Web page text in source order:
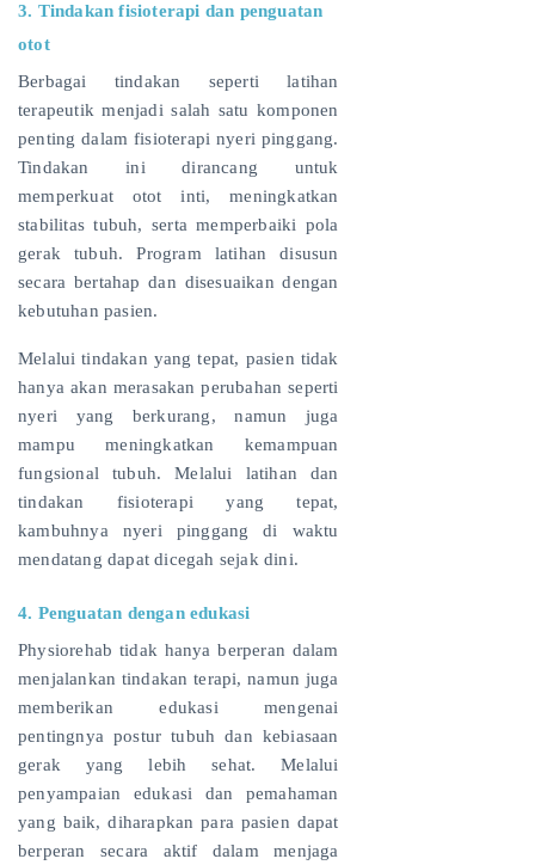
3. Tindakan fisioterapi dan penguatan
otot
Berbagai tindakan seperti latihan
terapeutik menjadi salah satu komponen
penting dalam fisioterapi nyeri pinggang.
Tindakan ini dirancang untuk
memperkuat otot inti, meningkatkan
stabilitas tubuh, serta memperbaiki pola
gerak tubuh. Program latihan disusun
secara bertahap dan disesuaikan dengan
kebutuhan pasien.
Melalui tindakan yang tepat, pasien tidak
hanya akan merasakan perubahan seperti
nyeri yang berkurang, namun juga
mampu meningkatkan kemampuan
fungsional tubuh. Melalui latihan dan
tindakan fisioterapi yang tepat,
kambuhnya nyeri pinggang di waktu
mendatang dapat dicegah sejak dini.
4. Penguatan dengan edukasi
Physiorehab tidak hanya berperan dalam
menjalankan tindakan terapi, namun juga
memberikan edukasi mengenai
pentingnya postur tubuh dan kebiasaan
gerak yang lebih sehat. Melalui
penyampaian edukasi dan pemahaman
yang baik, diharapkan para pasien dapat
berperan secara aktif dalam menjaga